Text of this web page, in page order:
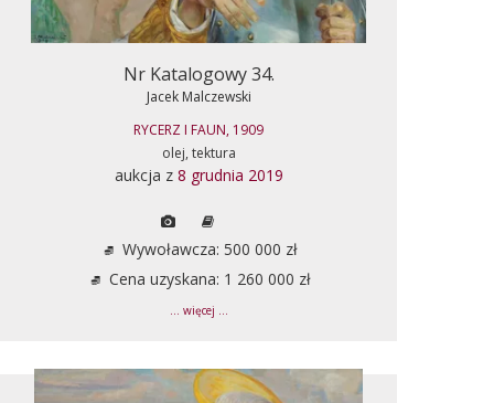
Nr Katalogowy 34.
Jacek Malczewski
RYCERZ I FAUN, 1909
olej, tektura
aukcja z 8 grudnia 2019
Wywoławcza: 500 000 zł
Cena uzyskana: 1 260 000 zł
... więcej ...